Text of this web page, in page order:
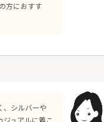
方におすす
、シルバーや